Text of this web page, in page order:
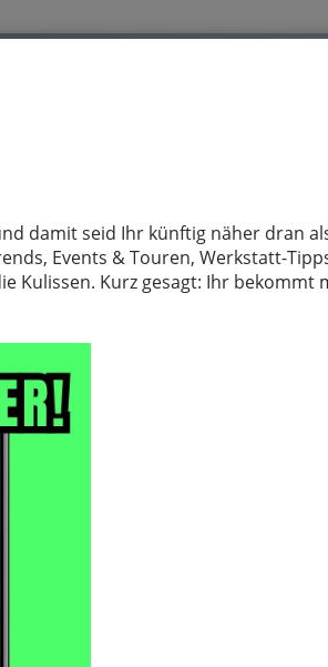
damit seid Ihr künftig näher dran
Events & Touren, Werkstatt-
Kulissen. Kurz gesagt: Ihr bekommt